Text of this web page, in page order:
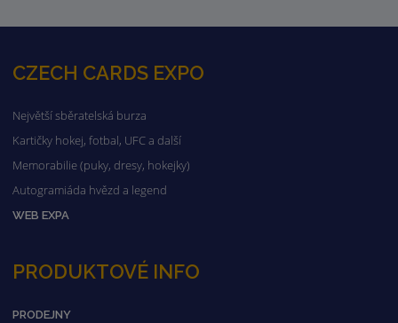
CZECH CARDS EXPO
Největší sběratelská burza
Kartičky hokej, fotbal, UFC a další
Memorabilie (puky, dresy, hokejky)
Autogramiáda hvězd a legend
WEB EXPA
PRODUKTOVÉ INFO
PRODEJNY